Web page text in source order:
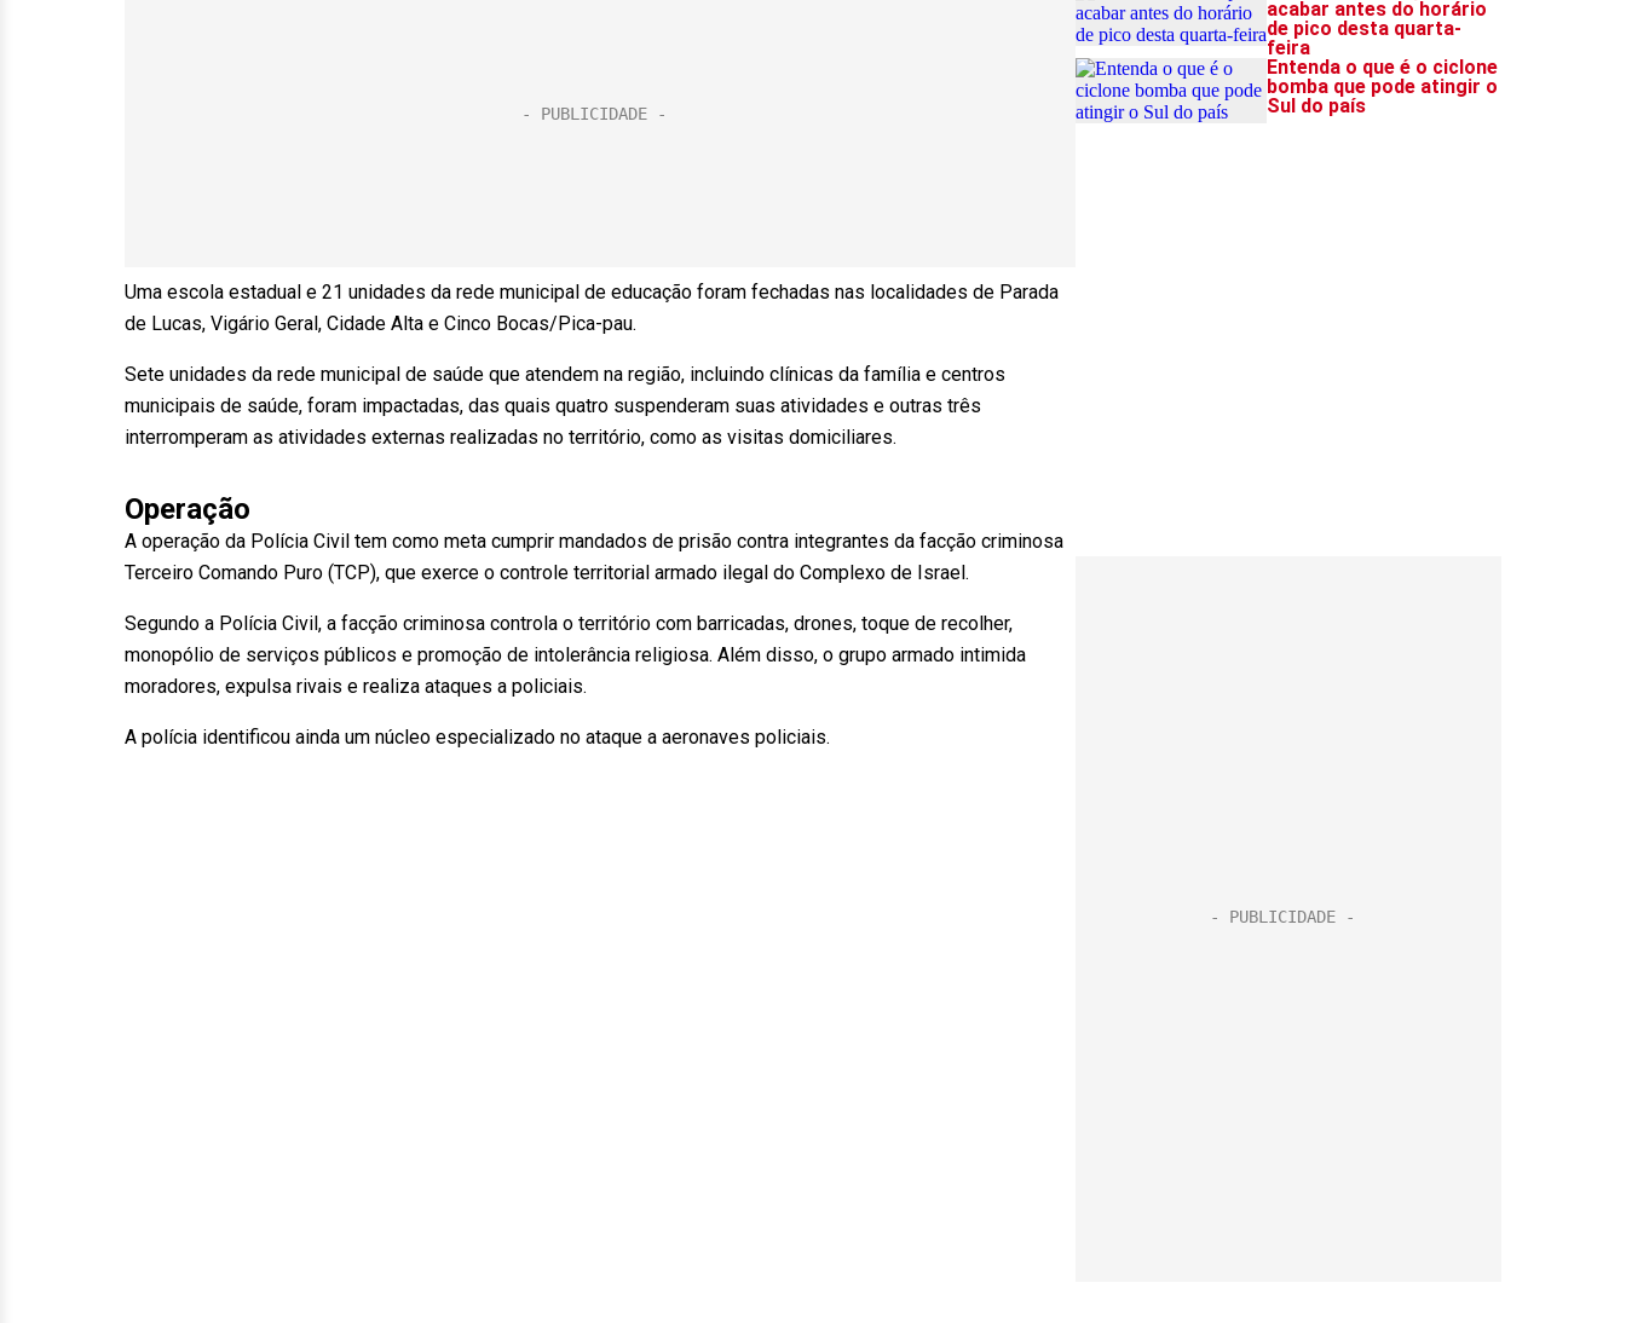
Uma escola estadual e 21 unidades da rede municipal de educação foram fechadas nas localidades de Parada
de Lucas, Vigário Geral, Cidade Alta e Cinco Bocas/Pica-pau.
Sete unidades da rede municipal de saúde que atendem na região, incluindo clínicas da família e centros
municipais de saúde, foram impactadas, das quais quatro suspenderam suas atividades e outras três
interromperam as atividades externas realizadas no território, como as visitas domiciliares.
Operação
A operação da Polícia Civil tem como meta cumprir mandados de prisão contra integrantes da facção criminosa
Terceiro Comando Puro (TCP), que exerce o controle territorial armado ilegal do Complexo de Israel.
Segundo a Polícia Civil, a facção criminosa controla o território com barricadas, drones, toque de recolher,
monopólio de serviços públicos e promoção de intolerância religiosa. Além disso, o grupo armado intimida
moradores, expulsa rivais e realiza ataques a policiais.
A polícia identificou ainda um núcleo especializado no ataque a aeronaves policiais.